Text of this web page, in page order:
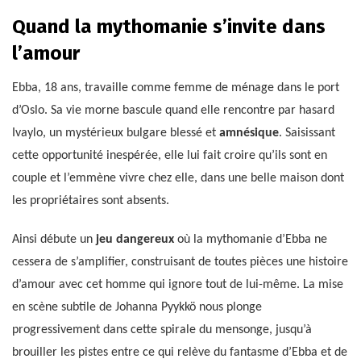
Quand la mythomanie s’invite dans
l’amour
Ebba, 18 ans, travaille comme femme de ménage dans le port
d’Oslo. Sa vie morne bascule quand elle rencontre par hasard
Ivaylo, un mystérieux bulgare blessé et amnésique. Saisissant
cette opportunité inespérée, elle lui fait croire qu’ils sont en
couple et l’emmène vivre chez elle, dans une belle maison dont
les propriétaires sont absents.
Ainsi débute un jeu dangereux où la mythomanie d’Ebba ne
cessera de s’amplifier, construisant de toutes pièces une histoire
d’amour avec cet homme qui ignore tout de lui-même. La mise
en scène subtile de Johanna Pyykkö nous plonge
progressivement dans cette spirale du mensonge, jusqu’à
brouiller les pistes entre ce qui relève du fantasme d’Ebba et de